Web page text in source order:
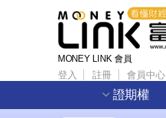
MONEY LINK 會員
登入 註冊 會員中心
證期權